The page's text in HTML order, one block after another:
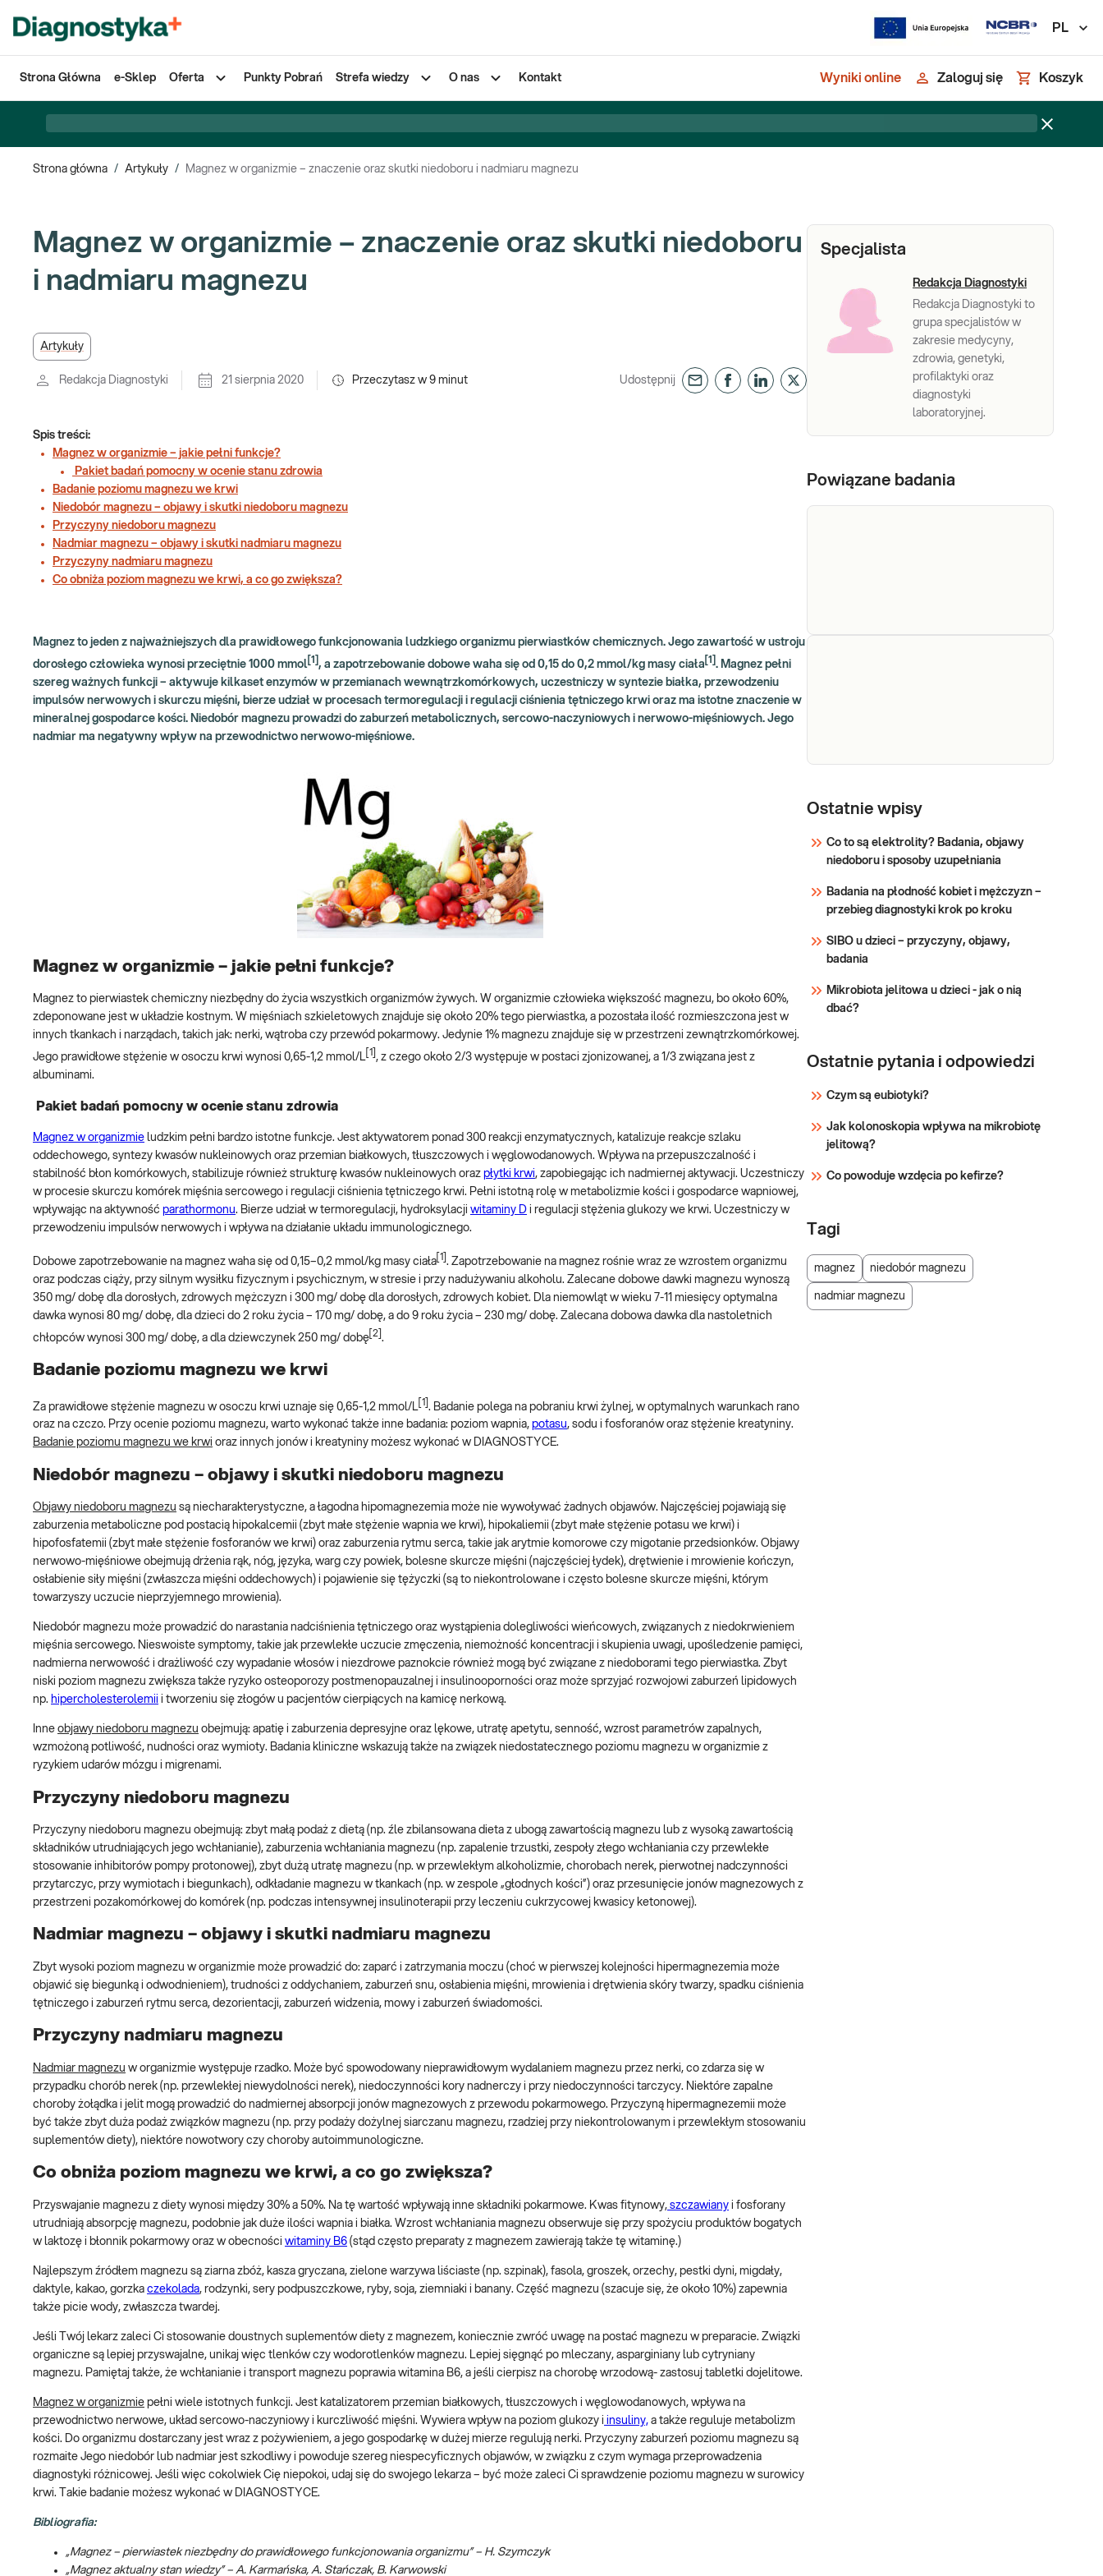
PL
Strona Główna e-Sklep Oferta Punkty Pobrań Strefa wiedzy O nas Kontakt Wyniki online Zaloguj się Koszyk
Strona główna / Artykuły / Magnez w organizmie – znaczenie oraz skutki niedoboru i nadmiaru magnezu
Magnez w organizmie – znaczenie oraz skutki niedoboru
i nadmiaru magnezu
Artykuły
Redakcja Diagnostyki 21 sierpnia 2020 Przeczytasz w 9 minut Udostępnij
Spis treści:
Magnez w organizmie – jakie pełni funkcje?
Pakiet badań pomocny w ocenie stanu zdrowia
Badanie poziomu magnezu we krwi
Niedobór magnezu – objawy i skutki niedoboru magnezu
Przyczyny niedoboru magnezu
Nadmiar magnezu – objawy i skutki nadmiaru magnezu
Przyczyny nadmiaru magnezu
Co obniża poziom magnezu we krwi, a co go zwiększa?
Magnez to jeden z najważniejszych dla prawidłowego funkcjonowania ludzkiego organizmu pierwiastków chemicznych. Jego zawartość w ustroju
dorosłego człowieka wynosi przeciętnie 1000 mmol [1] , a zapotrzebowanie dobowe waha się od 0,15 do 0,2 mmol/kg masy ciała [1] . Magnez pełni
szereg ważnych funkcji – aktywuje kilkaset enzymów w przemianach wewnątrzkomórkowych, uczestniczy w syntezie białka, przewodzeniu
impulsów nerwowych i skurczu mięśni, bierze udział w procesach termoregulacji i regulacji ciśnienia tętniczego krwi oraz ma istotne znaczenie w
mineralnej gospodarce kości. Niedobór magnezu prowadzi do zaburzeń metabolicznych, sercowo-naczyniowych i nerwowo-mięśniowych. Jego
nadmiar ma negatywny wpływ na przewodnictwo nerwowo-mięśniowe.
Magnez w organizmie – jakie pełni funkcje?
Magnez to pierwiastek chemiczny niezbędny do życia wszystkich organizmów żywych. W organizmie człowieka większość magnezu, bo około 60%,
zdeponowane jest w układzie kostnym. W mięśniach szkieletowych znajduje się około 20% tego pierwiastka, a pozostała ilość rozmieszczona jest w
innych tkankach i narządach, takich jak: nerki, wątroba czy przewód pokarmowy. Jedynie 1% magnezu znajduje się w przestrzeni zewnątrzkomórkowej.
Jego prawidłowe stężenie w osoczu krwi wynosi 0,65-1,2 mmol/L [1] , z czego około 2/3 występuje w postaci zjonizowanej, a 1/3 związana jest z
albuminami.
Pakiet badań pomocny w ocenie stanu zdrowia
Magnez w organizmie ludzkim pełni bardzo istotne funkcje. Jest aktywatorem ponad 300 reakcji enzymatycznych, katalizuje reakcje szlaku
oddechowego, syntezy kwasów nukleinowych oraz przemian białkowych, tłuszczowych i węglowodanowych. Wpływa na przepuszczalność i
stabilność błon komórkowych, stabilizuje również strukturę kwasów nukleinowych oraz płytki krwi, zapobiegając ich nadmiernej aktywacji. Uczestniczy
w procesie skurczu komórek mięśnia sercowego i regulacji ciśnienia tętniczego krwi. Pełni istotną rolę w metabolizmie kości i gospodarce wapniowej,
wpływając na aktywność parathormonu. Bierze udział w termoregulacji, hydroksylacji witaminy D i regulacji stężenia glukozy we krwi. Uczestniczy w
przewodzeniu impulsów nerwowych i wpływa na działanie układu immunologicznego.
Dobowe zapotrzebowanie na magnez waha się od 0,15–0,2 mmol/kg masy ciała [1] . Zapotrzebowanie na magnez rośnie wraz ze wzrostem organizmu
oraz podczas ciąży, przy silnym wysiłku fizycznym i psychicznym, w stresie i przy nadużywaniu alkoholu. Zalecane dobowe dawki magnezu wynoszą
350 mg/ dobę dla dorosłych, zdrowych mężczyzn i 300 mg/ dobę dla dorosłych, zdrowych kobiet. Dla niemowląt w wieku 7-11 miesięcy optymalna
dawka wynosi 80 mg/ dobę, dla dzieci do 2 roku życia – 170 mg/ dobę, a do 9 roku życia – 230 mg/ dobę. Zalecana dobowa dawka dla nastoletnich
chłopców wynosi 300 mg/ dobę, a dla dziewczynek 250 mg/ dobę [2] .
Badanie poziomu magnezu we krwi
Za prawidłowe stężenie magnezu w osoczu krwi uznaje się 0,65-1,2 mmol/L [1] . Badanie polega na pobraniu krwi żylnej, w optymalnych warunkach rano
oraz na czczo. Przy ocenie poziomu magnezu, warto wykonać także inne badania: poziom wapnia, potasu, sodu i fosforanów oraz stężenie kreatyniny.
Badanie poziomu magnezu we krwi oraz innych jonów i kreatyniny możesz wykonać w DIAGNOSTYCE.
Niedobór magnezu – objawy i skutki niedoboru magnezu
Objawy niedoboru magnezu są niecharakterystyczne, a łagodna hipomagnezemia może nie wywoływać żadnych objawów. Najczęściej pojawiają się
zaburzenia metaboliczne pod postacią hipokalcemii (zbyt małe stężenie wapnia we krwi), hipokaliemii (zbyt małe stężenie potasu we krwi) i
hipofosfatemii (zbyt małe stężenie fosforanów we krwi) oraz zaburzenia rytmu serca, takie jak arytmie komorowe czy migotanie przedsionków. Objawy
nerwowo-mięśniowe obejmują drżenia rąk, nóg, języka, warg czy powiek, bolesne skurcze mięśni (najczęściej łydek), drętwienie i mrowienie kończyn,
osłabienie siły mięśni (zwłaszcza mięśni oddechowych) i pojawienie się tężyczki (są to niekontrolowane i często bolesne skurcze mięśni, którym
towarzyszy uczucie nieprzyjemnego mrowienia).
Niedobór magnezu może prowadzić do narastania nadciśnienia tętniczego oraz wystąpienia dolegliwości wieńcowych, związanych z niedokrwieniem
mięśnia sercowego. Nieswoiste symptomy, takie jak przewlekłe uczucie zmęczenia, niemożność koncentracji i skupienia uwagi, upośledzenie pamięci,
nadmierna nerwowość i drażliwość czy wypadanie włosów i niezdrowe paznokcie również mogą być związane z niedoborami tego pierwiastka. Zbyt
niski poziom magnezu zwiększa także ryzyko osteoporozy postmenopauzalnej i insulinooporności oraz może sprzyjać rozwojowi zaburzeń lipidowych
np. hipercholesterolemii i tworzeniu się złogów u pacjentów cierpiących na kamicę nerkową.
Inne objawy niedoboru magnezu obejmują: apatię i zaburzenia depresyjne oraz lękowe, utratę apetytu, senność, wzrost parametrów zapalnych,
wzmożoną potliwość, nudności oraz wymioty. Badania kliniczne wskazują także na związek niedostatecznego poziomu magnezu w organizmie z
ryzykiem udarów mózgu i migrenami.
Przyczyny niedoboru magnezu
Przyczyny niedoboru magnezu obejmują: zbyt małą podaż z dietą (np. źle zbilansowana dieta z ubogą zawartością magnezu lub z wysoką zawartością
składników utrudniających jego wchłanianie), zaburzenia wchłaniania magnezu (np. zapalenie trzustki, zespoły złego wchłaniania czy przewlekłe
stosowanie inhibitorów pompy protonowej), zbyt dużą utratę magnezu (np. w przewlekłym alkoholizmie, chorobach nerek, pierwotnej nadczynności
przytarczyc, przy wymiotach i biegunkach), odkładanie magnezu w tkankach (np. w zespole „głodnych kości”) oraz przesunięcie jonów magnezowych z
przestrzeni pozakomórkowej do komórek (np. podczas intensywnej insulinoterapii przy leczeniu cukrzycowej kwasicy ketonowej).
Nadmiar magnezu – objawy i skutki nadmiaru magnezu
Zbyt wysoki poziom magnezu w organizmie może prowadzić do: zaparć i zatrzymania moczu (choć w pierwszej kolejności hipermagnezemia może
objawić się biegunką i odwodnieniem), trudności z oddychaniem, zaburzeń snu, osłabienia mięśni, mrowienia i drętwienia skóry twarzy, spadku ciśnienia
tętniczego i zaburzeń rytmu serca, dezorientacji, zaburzeń widzenia, mowy i zaburzeń świadomości.
Przyczyny nadmiaru magnezu
Nadmiar magnezu w organizmie występuje rzadko. Może być spowodowany nieprawidłowym wydalaniem magnezu przez nerki, co zdarza się w
przypadku chorób nerek (np. przewlekłej niewydolności nerek), niedoczynności kory nadnerczy i przy niedoczynności tarczycy. Niektóre zapalne
choroby żołądka i jelit mogą prowadzić do nadmiernej absorpcji jonów magnezowych z przewodu pokarmowego. Przyczyną hipermagnezemii może
być także zbyt duża podaż związków magnezu (np. przy podaży dożylnej siarczanu magnezu, rzadziej przy niekontrolowanym i przewlekłym stosowaniu
suplementów diety), niektóre nowotwory czy choroby autoimmunologiczne.
Co obniża poziom magnezu we krwi, a co go zwiększa?
Przyswajanie magnezu z diety wynosi między 30% a 50%. Na tę wartość wpływają inne składniki pokarmowe. Kwas fitynowy, szczawiany i fosforany
utrudniają absorpcję magnezu, podobnie jak duże ilości wapnia i białka. Wzrost wchłaniania magnezu obserwuje się przy spożyciu produktów bogatych
w laktozę i błonnik pokarmowy oraz w obecności witaminy B6 (stąd często preparaty z magnezem zawierają także tę witaminę.)
Najlepszym źródłem magnezu są ziarna zbóż, kasza gryczana, zielone warzywa liściaste (np. szpinak), fasola, groszek, orzechy, pestki dyni, migdały,
daktyle, kakao, gorzka czekolada, rodzynki, sery podpuszczkowe, ryby, soja, ziemniaki i banany. Część magnezu (szacuje się, że około 10%) zapewnia
także picie wody, zwłaszcza twardej.
Jeśli Twój lekarz zaleci Ci stosowanie doustnych suplementów diety z magnezem, koniecznie zwróć uwagę na postać magnezu w preparacie. Związki
organiczne są lepiej przyswajalne, unikaj więc tlenków czy wodorotlenków magnezu. Lepiej sięgnąć po mleczany, asparginiany lub cytryniany
magnezu. Pamiętaj także, że wchłanianie i transport magnezu poprawia witamina B6, a jeśli cierpisz na chorobę wrzodową- zastosuj tabletki dojelitowe.
Magnez w organizmie pełni wiele istotnych funkcji. Jest katalizatorem przemian białkowych, tłuszczowych i węglowodanowych, wpływa na
przewodnictwo nerwowe, układ sercowo-naczyniowy i kurczliwość mięśni. Wywiera wpływ na poziom glukozy i insuliny, a także reguluje metabolizm
kości. Do organizmu dostarczany jest wraz z pożywieniem, a jego gospodarkę w dużej mierze regulują nerki. Przyczyny zaburzeń poziomu magnezu są
rozmaite Jego niedobór lub nadmiar jest szkodliwy i powoduje szereg niespecyficznych objawów, w związku z czym wymaga przeprowadzenia
diagnostyki różnicowej. Jeśli więc cokolwiek Cię niepokoi, udaj się do swojego lekarza – być może zaleci Ci sprawdzenie poziomu magnezu w surowicy
krwi. Takie badanie możesz wykonać w DIAGNOSTYCE.
Bibliografia:
„Magnez – pierwiastek niezbędny do prawidłowego funkcjonowania organizmu” – H. Szymczyk
„Magnez aktualny stan wiedzy” – A. Karmańska, A. Stańczak, B. Karwowski
Specjalista
Redakcja Diagnostyki
Redakcja Diagnostyki to
grupa specjalistów w
zakresie medycyny,
zdrowia, genetyki,
profilaktyki oraz
diagnostyki
laboratoryjnej.
Powiązane badania
diuretykami i lekami
niewydolności nerek i żywienia
pozajelitowego.
krwi
Podstawowe badanie krwi
krwinek: czerwonych, białych
(w 5 frakcjach) oraz płytek
infekcji, stanów zapalnych,
niedokrwistości i innych
diagnosty
Sprawdź
Ostatnie wpisy
Co to są elektrolity? Badania, objawy
niedoboru i sposoby uzupełniania
Badania na płodność kobiet i mężczyzn –
przebieg diagnostyki krok po kroku
SIBO u dzieci – przyczyny, objawy,
badania
Mikrobiota jelitowa u dzieci - jak o nią
dbać?
Ostatnie pytania i odpowiedzi
Czym są eubiotyki?
Jak kolonoskopia wpływa na mikrobiotę
jelitową?
Co powoduje wzdęcia po kefirze?
Tagi
magnez niedobór magnezu
nadmiar magnezu